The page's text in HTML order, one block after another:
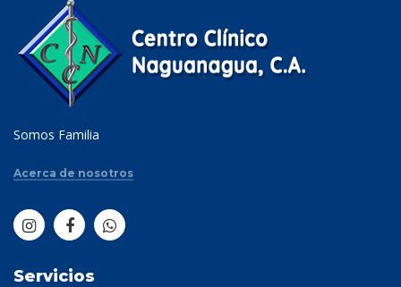
Somos Familia
Acerca de nosotros
Servicios